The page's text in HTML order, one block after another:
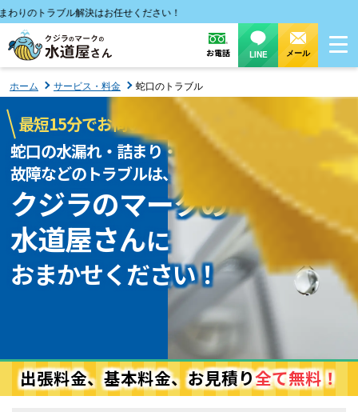
トラブル解決はお任せください！
お電話 LINE メール
ホーム サービス・料金 蛇口のトラブル
最短15分でお伺いします！
蛇口の水漏れ・詰まり・
故障などのトラブルは、
クジラのマークの
水道屋さんに
おまかせください！
出張料金、基本料金、お見積り全て無料！